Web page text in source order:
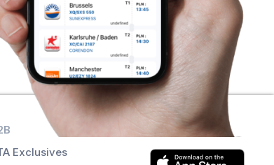
Exclusives
Hol dir die App